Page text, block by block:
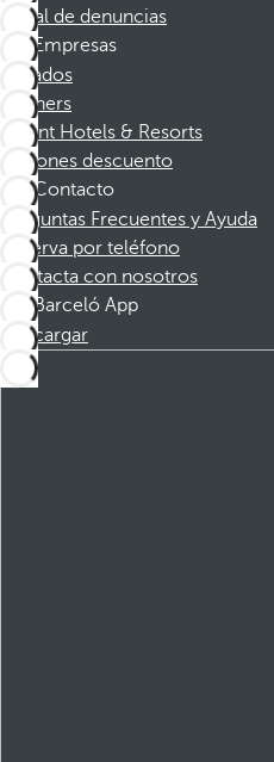
Canal de denuncias
Empresas
Afiliados
Partners
Dorint Hotels & Resorts
Cupones descuento
Contacto
Preguntas Frecuentes y Ayuda
Reserva por teléfono
Contacta con nosotros
Barceló App
Descargar